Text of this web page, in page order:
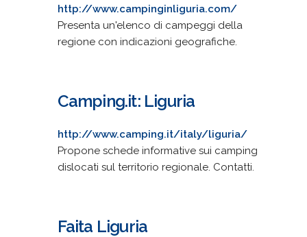
http://www.campinginliguria.com/
Presenta un'elenco di campeggi della
regione con indicazioni geografiche.
Camping.it: Liguria
http://www.camping.it/italy/liguria/
Propone schede informative sui camping
dislocati sul territorio regionale. Contatti.
Faita Liguria